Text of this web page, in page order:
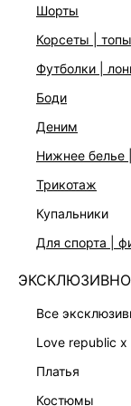
шорты
корсеты | топы
футболки |
боди
деним
нижнее
трикотаж
купальники
для спорта |
все
love republic x
платья
костюмы
ДОСТАВКА И
Подробные
в
КАТАЛОГ
КОМПАНИЯ
КЛИЕНТАМ